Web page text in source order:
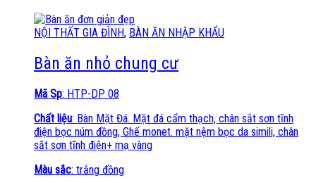
NỘI THẤT GIA ĐÌNH, BÀN ĂN NHẬP KHẨU
Bàn ăn nhỏ chung cư
Mã Sp: HTP-DP 08
Chất liệu: Bàn Mặt Đá. Mặt đá cẩm thạch, chân sắt sơn tĩnh
điện bọc núm đồng, Ghế monet. mặt nệm bọc da simili, chân
sắt sơn tĩnh điện+ mạ vàng
Màu sắc: trắng đồng